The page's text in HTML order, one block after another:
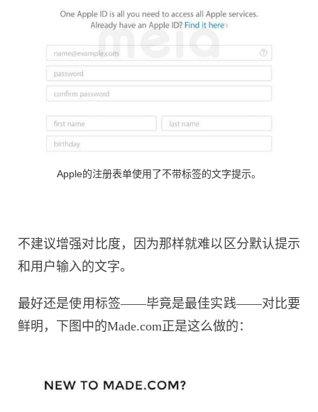
Apple的注册表单使用了不带标签的文字提示。
不建议增强对比度，因为那样就难以区分默认提示
和用户输入的文字。
最好还是使用标签——毕竟是最佳实践——对比要
鲜明，下图中的Made.com正是这么做的：